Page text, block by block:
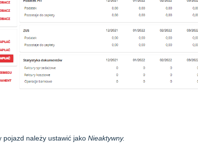
pojazd należy ustawić jako Nieaktywny.